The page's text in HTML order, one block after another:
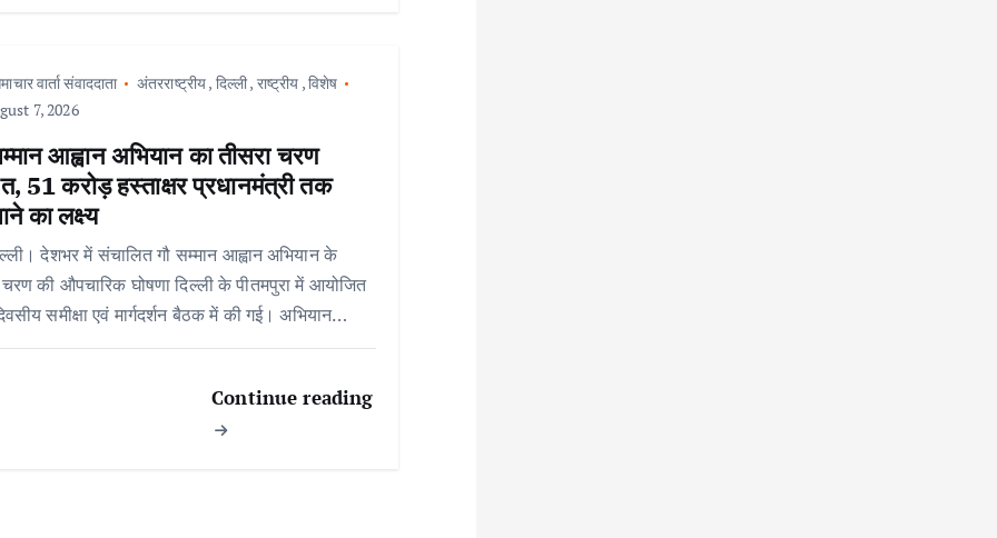
वार्ता संवाददाता अंतरराष्ट्रीय, दिल्ली, राष्ट्रीय ,विशेष
7, 2026
आह्वान अभियान का तीसरा चरण
51 करोड़ हस्ताक्षर प्रधानमंत्री तक
का लक्ष्य
देशभर में संचालित गौ सम्मान आह्वान अभियान के
की औपचारिक घोषणा दिल्ली के पीतमपुरा में आयोजित
समीक्षा एवं मार्गदर्शन बैठक में की गई। अभियान…
Continue reading